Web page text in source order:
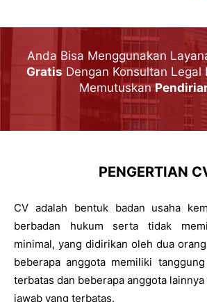
Anda Bisa Menggunakan
Gratis Dengan Konsultan Legal
Memutuskan
PENGERTIAN
CV adalah bentuk badan usaha
berbadan hukum serta tidak
minimal, yang didirikan oleh dua
beberapa anggota memiliki
terbatas dan beberapa anggota
jawab yang terbatas.